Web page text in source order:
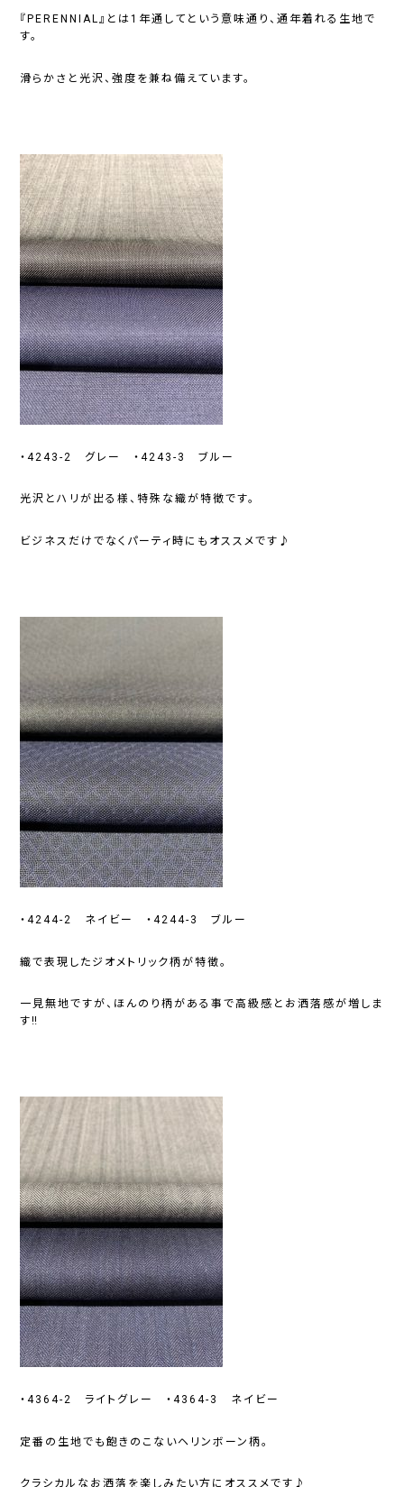
『PERENNIAL』とは1年通してという意味通り、通年着れる生地で
す。
滑らかさと光沢、強度を兼ね備えています。
・4243-2 グレー ・4243-3 ブルー
光沢とハリが出る様、特殊な織が特徴です。
ビジネスだけでなくパーティ時にもオススメです♪
・4244-2 ネイビー ・4244-3 ブルー
織で表現したジオメトリック柄が特徴。
一見無地ですが、ほんのり柄がある事で高級感とお洒落感が増しま
す‼
・4364-2 ライトグレー ・4364-3 ネイビー
定番の生地でも飽きのこないヘリンボーン柄。
クラシカルなお洒落を楽しみたい方にオススメです♪